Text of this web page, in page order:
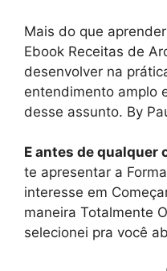
Mais do que
Ebook Receitas de
desenvolver na
entendimento amplo
desse assunto. By
E antes de qualquer
te apresentar a
interesse em
maneira Totalmente
selecionei pra você